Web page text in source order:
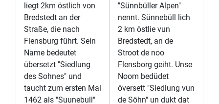
liegt 2km östlich von
Bredstedt an der
Straße, die nach
Flensburg führt. Sein
Name bedeutet
übersetzt "Siedlung
des Sohnes" und
taucht zum ersten Mal
1462 als "Suunebull"
"Sünnbüller Alpen"
nennt. Sünnebüll lich
2 km östlie vun
Bredstedt, an de
Stroot de noo
Flensborg geiht. Unse
Noom bedüdet
översett "Siedlung vun
de Söhn" un dukt dat